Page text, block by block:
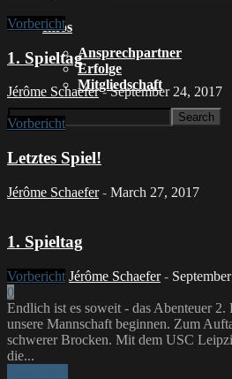
Infos
Ansprechpartner
Erfolge
Mitgliedschaft
Vorbericht
1. Spieltag
Jérôme Schaefer - September 24, 2017
Vorbericht
Letztes Spiel!
Jérôme Schaefer - March 27, 2017
1. Spieltag
Vorbericht Jérôme Schaefer -
0
Endlich ist es soweit - das Abenteuer
unsere Mannschaft beginnen. Zum
schwerer Brocken. Mit dem USC
die...